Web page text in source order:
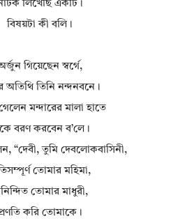
লিখেছি একটি।
বিষয়টা কী বলি।
গিয়েছেন স্বর্গে,
অতিথি তিনি নন্দনবনে।
মন্দারের মালা হাতে
বরণ করবেন ব’লে।
“দেবী, তুমি দেবলোকবাসিনী,
তোমার মহিমা,
তোমার মাধুরী,
করি তোমাকে।